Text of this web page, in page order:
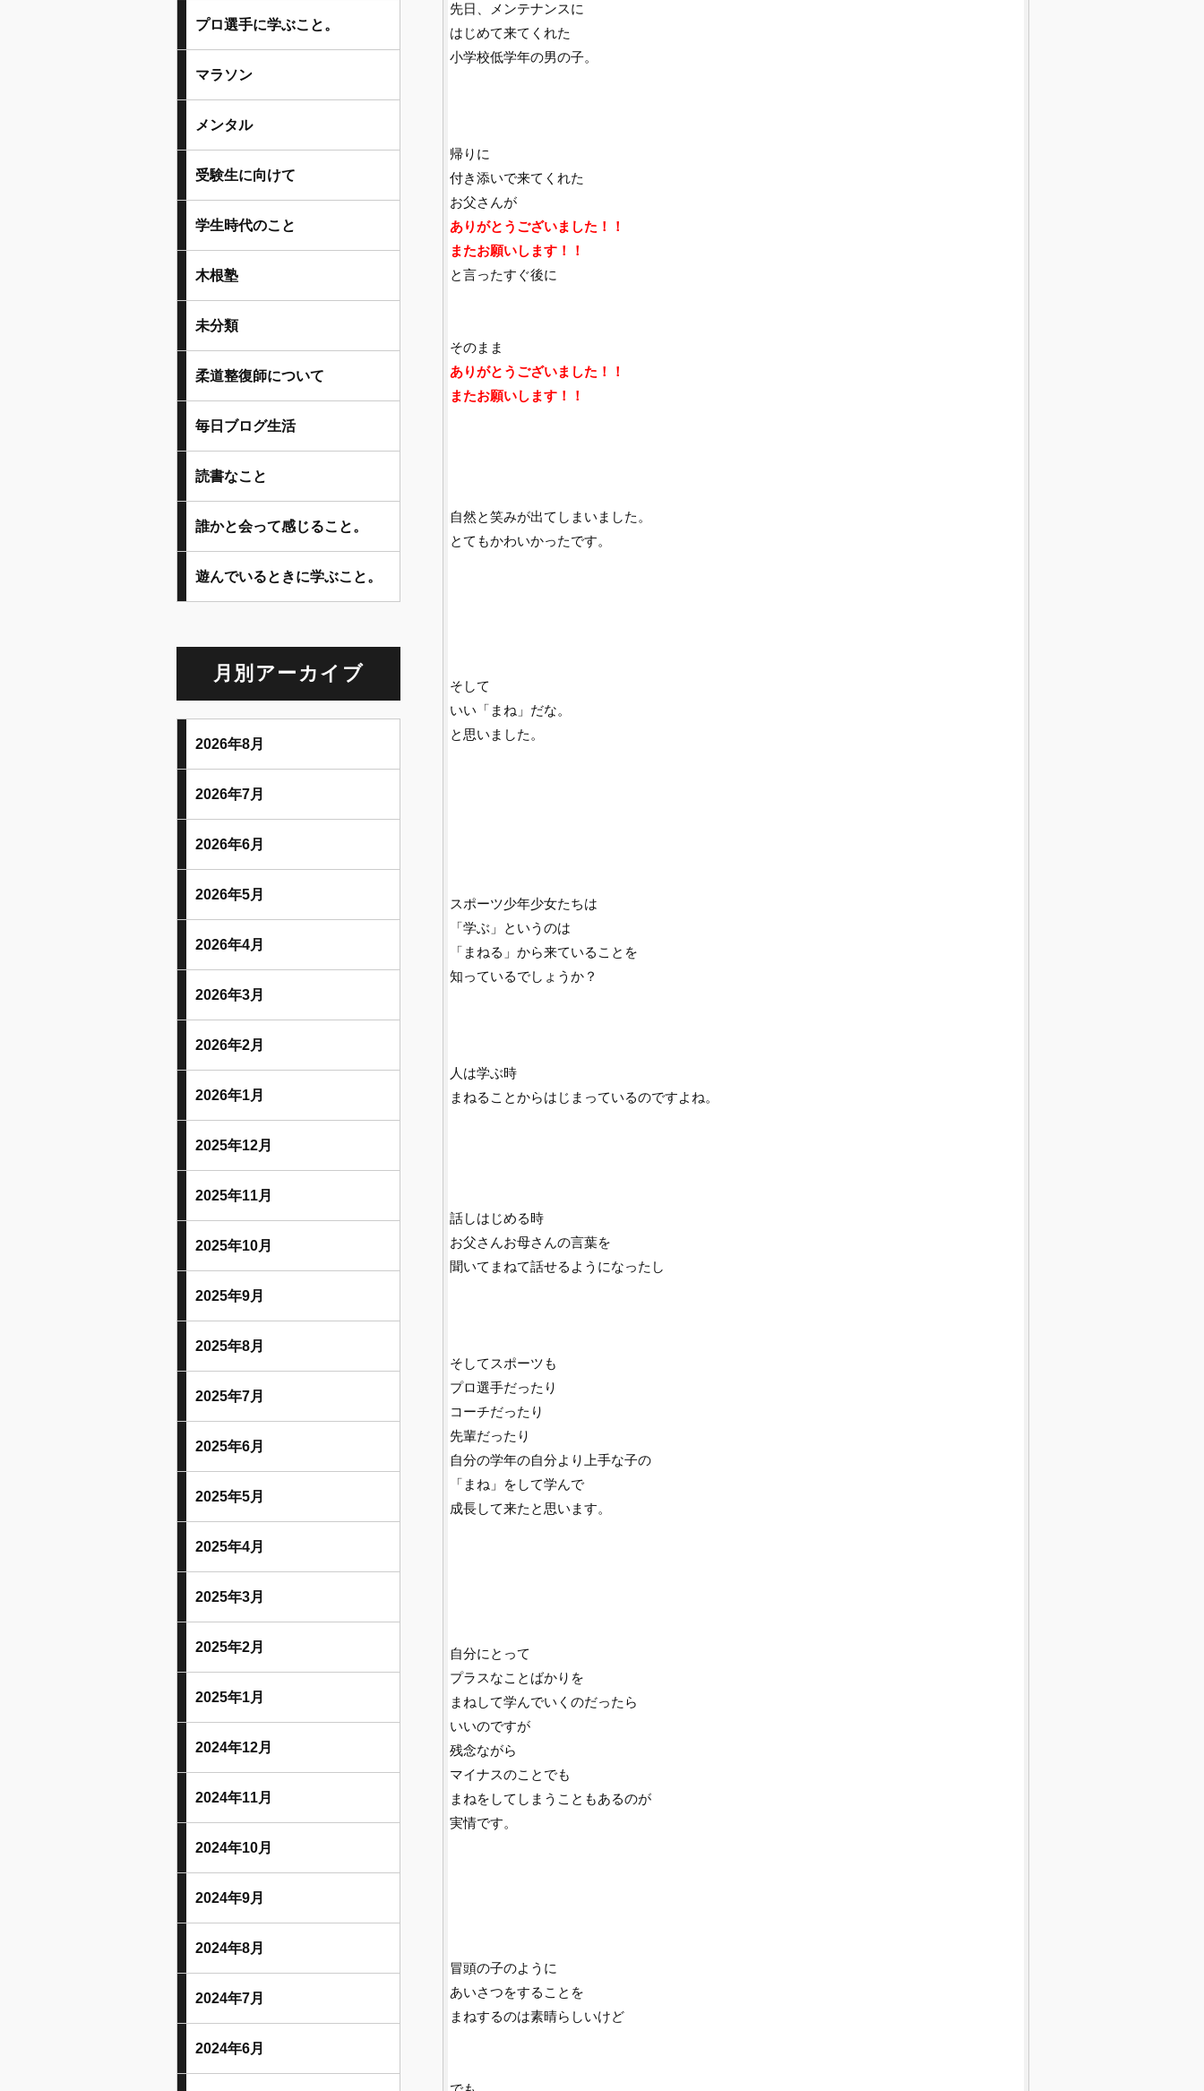
先日、メンテナンスに
はじめて来てくれた
小学校低学年の男の子。
帰りに
付き添いで来てくれた
お父さんが
ありがとうございました！！
またお願いします！！
と言ったすぐ後に
そのまま
ありがとうございました！！
またお願いします！！
自然と笑みが出てしまいました。
とてもかわいかったです。
そして
いい「まね」だな。
と思いました。
スポーツ少年少女たちは
「学ぶ」というのは
「まねる」から来ていることを
知っているでしょうか？
人は学ぶ時
まねることからはじまっているのですよね。
話しはじめる時
お父さんお母さんの言葉を
聞いてまねて話せるようになったし
そしてスポーツも
プロ選手だったり
コーチだったり
先輩だったり
自分の学年の自分より上手な子の
「まね」をして学んで
成長して来たと思います。
自分にとって
プラスなことばかりを
まねして学んでいくのだったら
いいのですが
残念ながら
マイナスのことでも
まねをしてしまうこともあるのが
実情です。
冒頭の子のように
あいさつをすることを
まねするのは素晴らしいけど
プロ選手に学ぶこと。
マラソン
メンタル
受験生に向けて
学生時代のこと
木根塾
未分類
柔道整復師について
毎日ブログ生活
読書なこと
誰かと会って感じること。
遊んでいるときに学ぶこと。
月別アーカイブ
2026年8月
2026年7月
2026年6月
2026年5月
2026年4月
2026年3月
2026年2月
2026年1月
2025年12月
2025年11月
2025年10月
2025年9月
2025年8月
2025年7月
2025年6月
2025年5月
2025年4月
2025年3月
2025年2月
2025年1月
2024年12月
2024年11月
2024年10月
2024年9月
2024年8月
2024年7月
2024年6月